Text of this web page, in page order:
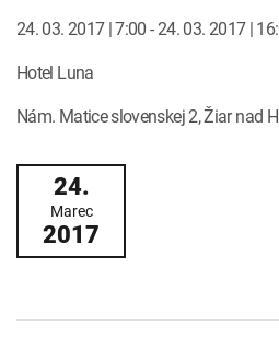
24. 03. 2017 | 7:00 - 24. 03. 2017 |
Hotel Luna
Nám. Matice slovenskej 2, Žiar nad
24.
Marec
2017